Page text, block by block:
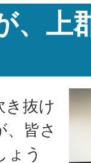
、上
き抜け
、皆さ
ょう